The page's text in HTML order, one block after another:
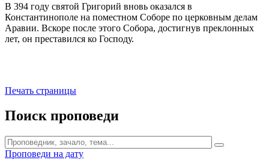
В 394 году святой Григорий вновь оказался в
Константинополе на поместном Соборе по церковным делам
Аравии. Вскоре после этого Собора, достигнув преклонных
лет, он преставился ко Господу.
Печать страницы
Поиск проповеди
Проповеди на дату